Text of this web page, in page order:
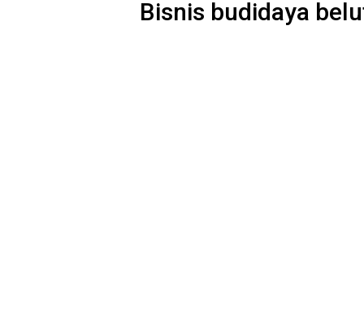
Bisnis budidaya